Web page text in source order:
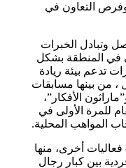
وفرص التعاون في
وتبادل الخبرات
في المنطقة بشكل
تدعم بيئة ريادة
من بينها مسابقات
الأفكار”،
للمرة الأولى في
المواهب المحلية.
أخرى، منها
بين كبار رجال